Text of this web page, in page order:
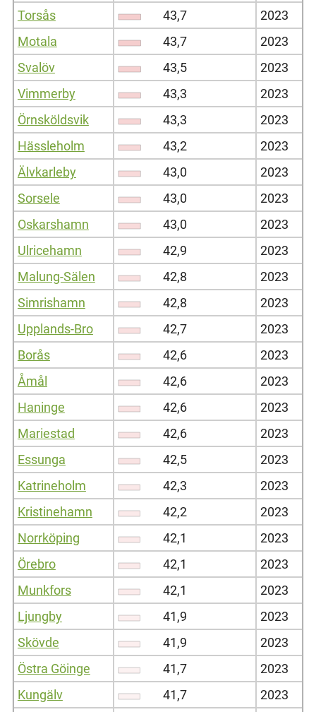
Torsås
43,7
2023
Motala
43,7
2023
Svalöv
43,5
2023
Vimmerby
43,3
2023
Örnsköldsvik
43,3
2023
Hässleholm
43,2
2023
Älvkarleby
43,0
2023
Sorsele
43,0
2023
Oskarshamn
43,0
2023
Ulricehamn
42,9
2023
Malung-Sälen
42,8
2023
Simrishamn
42,8
2023
Upplands-Bro
42,7
2023
Borås
42,6
2023
Åmål
42,6
2023
Haninge
42,6
2023
Mariestad
42,6
2023
Essunga
42,5
2023
Katrineholm
42,3
2023
Kristinehamn
42,2
2023
Norrköping
42,1
2023
Örebro
42,1
2023
Munkfors
42,1
2023
Ljungby
41,9
2023
Skövde
41,9
2023
Östra Göinge
41,7
2023
Kungälv
41,7
2023